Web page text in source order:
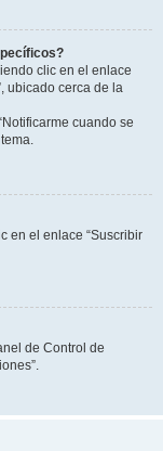
clic en el enlace
ubicado cerca de la
cuando se
en el enlace “Suscribir
de Control de